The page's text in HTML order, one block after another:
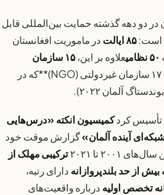
دو دهه گذشته حمایت بین‌المللی قابل
است:۸۵ ایالت
در ماموریت افغانستان
۵۰ نظامی علاوه بر این،
۱۵ سازمان
و اطراف **۱۷۰۰ سازمان غیردولتی (NGO)**که در
آلمان ۲۰۲۲).
تأسیس کردکمیسیون انکته «درس‌هایی
آینده آلمان»گزارش موقت خود
۲۰۰۱ تا ۲۰۲۱
ترکیبی مهلک از
از حد بلندپروازانه دارای رتبه،
تخصص اولیه درباره واقعیت‌های